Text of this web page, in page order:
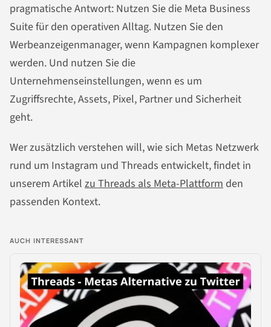
pragmatische Antwort: Nutzen Sie die Meta Business
Suite für den operativen Alltag. Nutzen Sie den
Werbeanzeigenmanager, wenn Kampagnen komplexer
werden. Und nutzen Sie die
Unternehmenseinstellungen, wenn es um
Zugriffsrechte, Assets, Pixel, Partner und Sicherheit
geht.
Wer zusätzlich verstehen will, wie sich Metas Netzwerk
rund um Instagram und Threads entwickelt, findet in
unserem Artikel zu Threads als Meta-Plattform den
passenden Kontext.
AUCH INTERESSANT